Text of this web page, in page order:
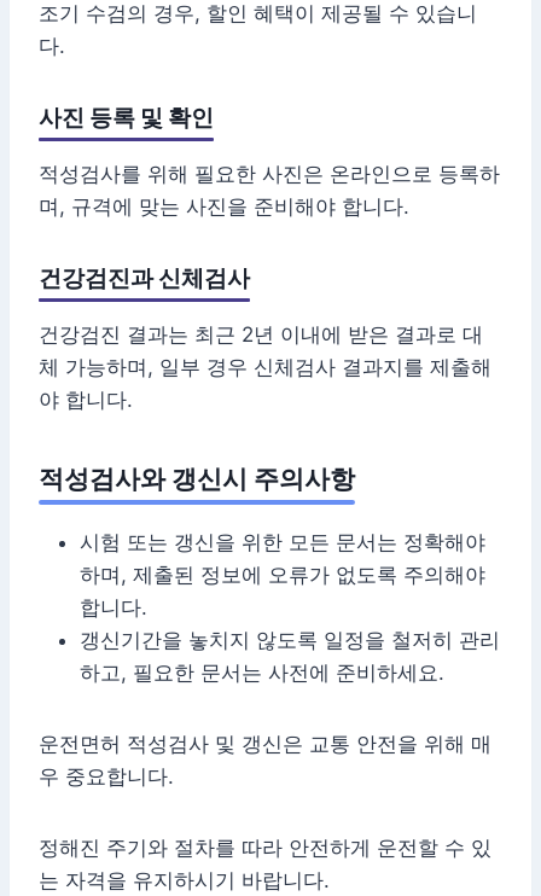
조기 수검의 경우, 할인 혜택이 제공될 수 있습니
다.
사진 등록 및 확인
적성검사를 위해 필요한 사진은 온라인으로 등록하
며, 규격에 맞는 사진을 준비해야 합니다.
건강검진과 신체검사
건강검진 결과는 최근 2년 이내에 받은 결과로 대
체 가능하며, 일부 경우 신체검사 결과지를 제출해
야 합니다.
적성검사와 갱신시 주의사항
시험 또는 갱신을 위한 모든 문서는 정확해야
하며, 제출된 정보에 오류가 없도록 주의해야
합니다.
갱신기간을 놓치지 않도록 일정을 철저히 관리
하고, 필요한 문서는 사전에 준비하세요.
운전면허 적성검사 및 갱신은 교통 안전을 위해 매
우 중요합니다.
정해진 주기와 절차를 따라 안전하게 운전할 수 있
는 자격을 유지하시기 바랍니다.